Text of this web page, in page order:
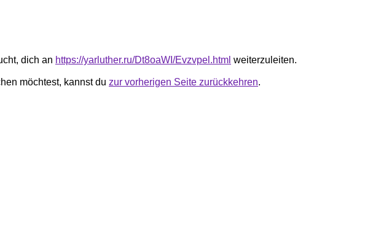
dich an https://yarluther.ru/Dt8oaWI/Evzvpel.html weiterzuleiten.
möchtest, kannst du zur vorherigen Seite zurückkehren.